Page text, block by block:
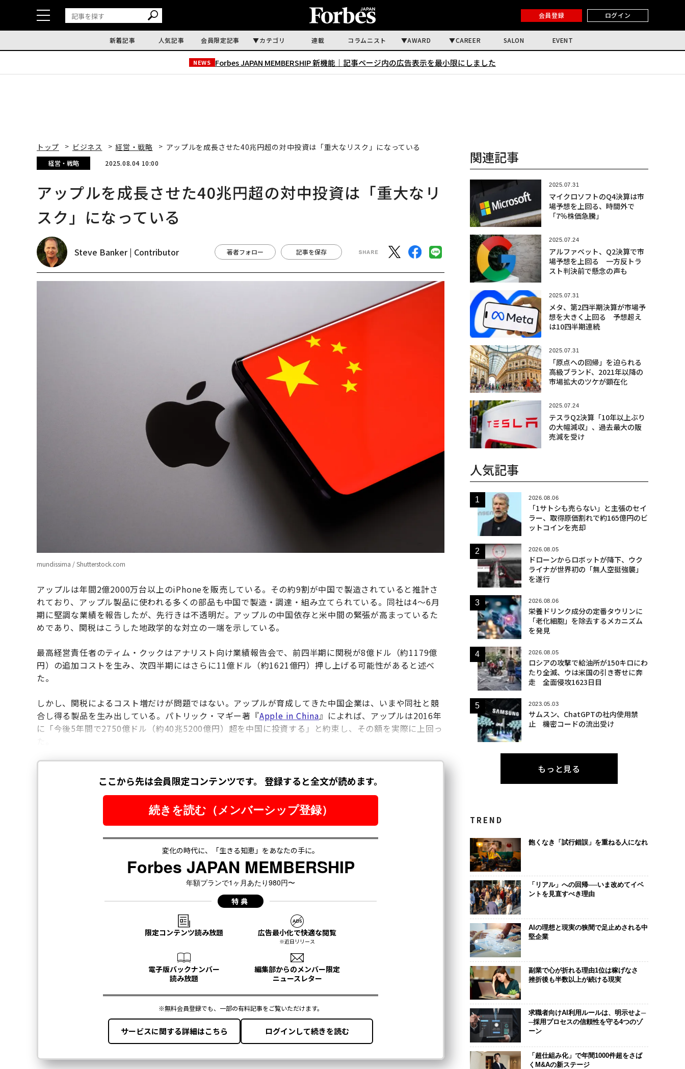
会員登録 ログイン
新着記事 人気記事 会員限定記事 カテゴリ 連載 コラムニスト AWARD CAREER SALON EVENT
NEWS Forbes JAPAN MEMBERSHIP 新機能｜ 記事ページ内の広告表示を最小限にしました
トップ ビジネス 経営・戦略 アップルを成長させた40兆円超の対中投資は「重大なリスク」になっている
経営・戦略 2025.08.04 10:00
アップルを成長させた40兆円超の対中投資は「重大なリ
スク」になっている
Steve Banker | Contributor 著者フォロー 記事を保存
mundissima / Shutterstock.com
アップルは年間2億2000万台以上のiPhoneを販売している。その約9割が中国で製造されていると推計さ
れており、アップル製品に使われる多くの部品も中国で製造・調達・組み立てられている。同社は4〜6月
期に堅調な業績を報告したが、先行きは不透明だ。アップルの中国依存と米中間の緊張が高まっているた
めであり、関税はこうした地政学的な対立の一端を示している。
最高経営責任者のティム・クックはアナリスト向け業績報告会で、前四半期に関税が8億ドル（約1179億
円）の追加コストを生み、次四半期にはさらに11億ドル（約1621億円）押し上げる可能性があると述べ
た。
しかし、関税によるコスト増だけが問題ではない。アップルが育成してきた中国企業は、いまや同社と競
合し得る製品を生み出している。パトリック・マギー著『Apple in China』によれば、アップルは2016年
に「今後5年間で2750億ドル（約40兆5200億円）超を中国に投資する」と約束し、その額を実際に上回っ
関連記事
2025.07.31
マイクロソフトのQ4決算は市
場予想を上回る、時間外で
「7％株価急騰」
2025.07.24
アルファベット、Q2決算で市
場予想を上回る 一方反トラ
スト判決前で懸念の声も
2025.07.31
メタ、第2四半期決算が市場予
想を大きく上回る 予想超え
は10四半期連続
2025.07.31
「原点への回帰」を迫られる
高級ブランド、2021年以降の
市場拡大のツケが顕在化
2025.07.24
テスラQ2決算「10年以上ぶり
の大幅減収」、過去最大の販
売減を受け
人気記事
2026.08.06
「1サトシも売らない」と主張のセイ
ラー、取得原価割れで約165億円のビ
ットコインを売却
2026.08.05
ドローンからロボットが降下、ウク
ライナが世界初の「無人空挺強襲」
を遂行
2026.08.06
栄養ドリンク成分の定番タウリンに
「老化細胞」を除去するメカニズム
を発見
2026.08.05
ロシアの攻撃で給油所が150キロにわ
たり全滅、ウは米国の引き寄せに奔
走 全面侵攻1623日目
2023.05.03
サムスン、ChatGPTの社内使用禁
止 機密コードの流出受け
もっと見る
TREND
飽くなき「試行錯誤」を重ねる人になれ
「リアル」への回帰──いま改めてイベ
ントを見直すべき理由
AIの理想と現実の狭間で足止めされる中
堅企業
副業で心が折れる理由1位は稼げなさ
挫折後も半数以上が続ける現実
求職者向けAI利用ルールは、明示せよ─
─採用プロセスの信頼性を守る4つのゾ
ーン
「超仕組み化」で年間1000件超をさば
くM&Aの新ステージ